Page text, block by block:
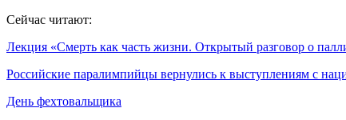
Сейчас читают:
Лекция «Смерть как часть жизни. Открытый разговор о
Российские паралимпийцы вернулись к выступлениям с
День фехтовальщика